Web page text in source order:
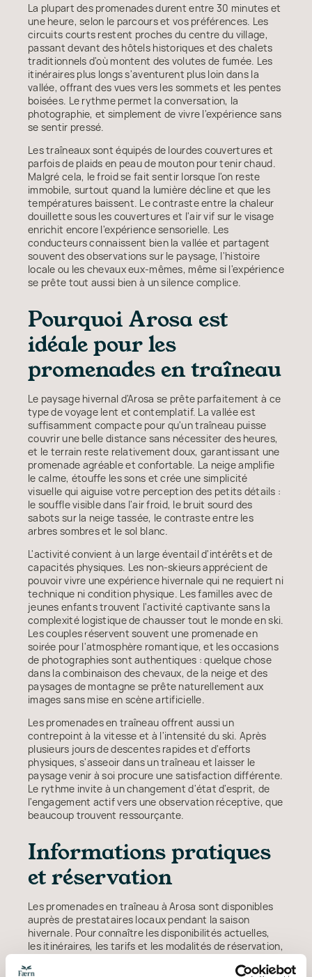
La plupart des promenades durent entre 30 minutes et
une heure, selon le parcours et vos préférences. Les
circuits courts restent proches du centre du village,
passant devant des hôtels historiques et des chalets
traditionnels d'où montent des volutes de fumée. Les
itinéraires plus longs s'aventurent plus loin dans la
vallée, offrant des vues vers les sommets et les pentes
boisées. Le rythme permet la conversation, la
photographie, et simplement de vivre l'expérience sans
se sentir pressé.
Les traîneaux sont équipés de lourdes couvertures et
parfois de plaids en peau de mouton pour tenir chaud.
Malgré cela, le froid se fait sentir lorsque l'on reste
immobile, surtout quand la lumière décline et que les
températures baissent. Le contraste entre la chaleur
douillette sous les couvertures et l'air vif sur le visage
enrichit encore l'expérience sensorielle. Les
conducteurs connaissent bien la vallée et partagent
souvent des observations sur le paysage, l'histoire
locale ou les chevaux eux-mêmes, même si l'expérience
se prête tout aussi bien à un silence complice.
Pourquoi Arosa est
idéale pour les
promenades en traîneau
Le paysage hivernal d'Arosa se prête parfaitement à ce
type de voyage lent et contemplatif. La vallée est
suffisamment compacte pour qu'un traîneau puisse
couvrir une belle distance sans nécessiter des heures,
et le terrain reste relativement doux, garantissant une
promenade agréable et confortable. La neige amplifie
le calme, étouffe les sons et crée une simplicité
visuelle qui aiguise votre perception des petits détails :
le souffle visible dans l'air froid, le bruit sourd des
sabots sur la neige tassée, le contraste entre les
arbres sombres et le sol blanc.
L'activité convient à un large éventail d'intérêts et de
capacités physiques. Les non-skieurs apprécient de
pouvoir vivre une expérience hivernale qui ne requiert ni
technique ni condition physique. Les familles avec de
jeunes enfants trouvent l'activité captivante sans la
complexité logistique de chausser tout le monde en ski.
Les couples réservent souvent une promenade en
soirée pour l'atmosphère romantique, et les occasions
de photographies sont authentiques : quelque chose
dans la combinaison des chevaux, de la neige et des
paysages de montagne se prête naturellement aux
images sans mise en scène artificielle.
Les promenades en traîneau offrent aussi un
contrepoint à la vitesse et à l'intensité du ski. Après
plusieurs jours de descentes rapides et d'efforts
physiques, s'asseoir dans un traîneau et laisser le
paysage venir à soi procure une satisfaction différente.
Le rythme invite à un changement d'état d'esprit, de
l'engagement actif vers une observation réceptive, que
beaucoup trouvent ressourçante.
Informations pratiques
et réservation
Les promenades en traîneau à Arosa sont disponibles
auprès de prestataires locaux pendant la saison
hivernale. Pour connaître les disponibilités actuelles,
les itinéraires, les tarifs et les modalités de réservation,
Lenzerheide ou directement à la réception de votre